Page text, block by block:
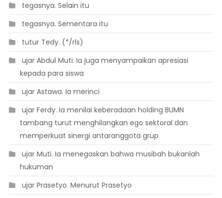
 tegasnya. Selain itu
 tegasnya. Sementara itu
 tutur Tedy. (*/rls)
 ujar Abdul Muti. Ia juga menyampaikan apresiasi
kepada para siswa
 ujar Astawa. Ia merinci
 ujar Ferdy. Ia menilai keberadaan holding BUMN
tambang turut menghilangkan ego sektoral dan
memperkuat sinergi antaranggota grup
 ujar Muti. Ia menegaskan bahwa musibah bukanlah
hukuman
 ujar Prasetyo. Menurut Prasetyo